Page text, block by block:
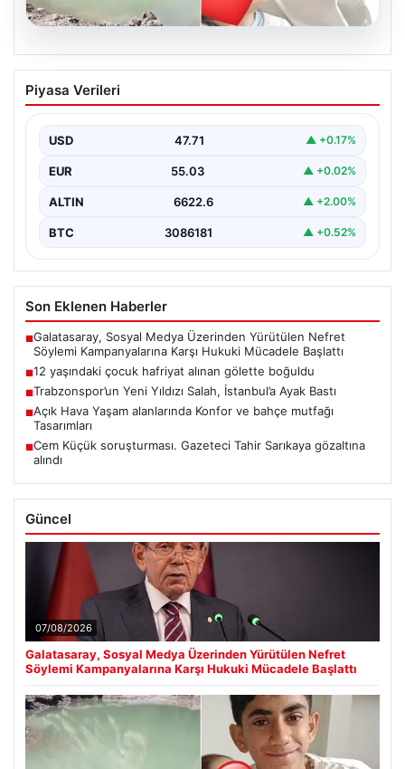
12 yaşındaki çocuk hafriyat alınan
gölette boğuldu
Boğuldu”, “content”: “ Erzurum’un Oltu ilçesinde
gerçekleşen…
Piyasa Verileri
USD 47.71 ▲ +0.17%
EUR 55.03 ▲ +0.02%
ALTIN 6622.6 ▲ +2.00%
BTC 3086181 ▲ +0.52%
Son Eklenen Haberler
■Galatasaray, Sosyal Medya Üzerinden Yürütülen Nefret
Söylemi Kampanyalarına Karşı Hukuki Mücadele Başlattı
■12 yaşındaki çocuk hafriyat alınan gölette boğuldu
■Trabzonspor’un Yeni Yıldızı Salah, İstanbul’a Ayak Bastı
■Açık Hava Yaşam alanlarında Konfor ve bahçe mutfağı
Tasarımları
■Cem Küçük soruşturması. Gazeteci Tahir Sarıkaya gözaltına
alındı
Güncel
07/08/2026
Galatasaray, Sosyal Medya Üzerinden Yürütülen Nefret
Söylemi Kampanyalarına Karşı Hukuki Mücadele Başlattı